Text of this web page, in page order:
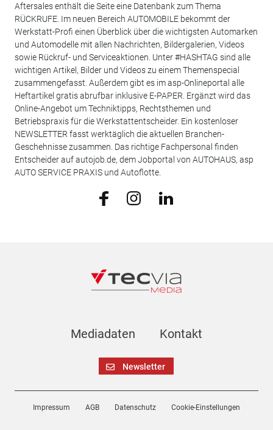
Aftersales enthält die Seite eine Datenbank zum Thema
RÜCKRUFE. Im neuen Bereich AUTOMOBILE bekommt der
Werkstatt-Profi einen Überblick über die wichtigsten Automarken
und Automodelle mit allen Nachrichten, Bildergalerien, Videos
sowie Rückruf- und Serviceaktionen. Unter #HASHTAG sind alle
wichtigen Artikel, Bilder und Videos zu einem Themenspecial
zusammengefasst. Außerdem gibt es im asp-Onlineportal alle
Heftartikel gratis abrufbar inklusive E-PAPER. Ergänzt wird das
Online-Angebot um Techniktipps, Rechtsthemen und
Betriebspraxis für die Werkstattentscheider. Ein kostenloser
NEWSLETTER fasst werktäglich die aktuellen Branchen-
Geschehnisse zusammen. Das richtige Fachpersonal finden
Entscheider auf autojob.de, dem Jobportal von AUTOHAUS, asp
AUTO SERVICE PRAXIS und Autoflotte.
Mediadaten Kontakt
Newsletter
Impressum AGB Datenschutz Cookie-Einstellungen